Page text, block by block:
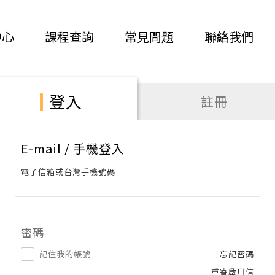
課程查詢 常見問題 聯絡我們
登入 註冊
E-mail / 手機登入
電子信箱或台灣手機號碼
密碼
記住我的帳號
忘記密碼
重寄啟用信